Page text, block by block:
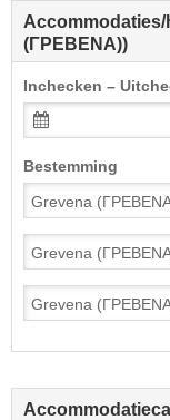
(ΓΡΕΒΕΝΑ))
Inchecken –
Bestemming